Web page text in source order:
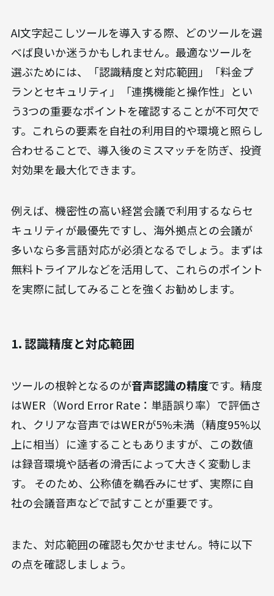
AI文字起こしツールを導入する際、どのツールを選
べば良いか迷うかもしれません。最適なツールを
選ぶためには、「認識精度と対応範囲」「料金プ
ランとセキュリティ」「連携機能と操作性」とい
う3つの重要なポイントを確認することが不可欠で
す。これらの要素を自社の利用目的や環境と照らし
合わせることで、導入後のミスマッチを防ぎ、投資
対効果を最大化できます。
例えば、機密性の高い経営会議で利用するならセ
キュリティが最優先ですし、海外拠点との会議が
多いなら多言語対応が必須となるでしょう。まずは
無料トライアルなどを活用して、これらのポイント
を実際に試してみることを強くお勧めします。
1. 認識精度と対応範囲
ツールの根幹となるのが音声認識の精度です。精度
はWER（Word Error Rate：単語誤り率）で評価さ
れ、クリアな音声ではWERが5%未満（精度95%以
上に相当）に達することもありますが、この数値
は録音環境や話者の滑舌によって大きく変動しま
す。 そのため、公称値を鵜呑みにせず、実際に自
社の会議音声などで試すことが重要です。
また、対応範囲の確認も欠かせません。特に以下
の点を確認しましょう。